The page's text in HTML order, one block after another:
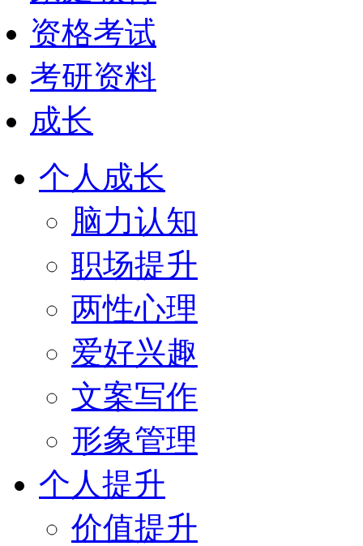
资格考试
考研资料
成长
个人成长
脑力认知
职场提升
两性心理
爱好兴趣
文案写作
形象管理
个人提升
价值提升